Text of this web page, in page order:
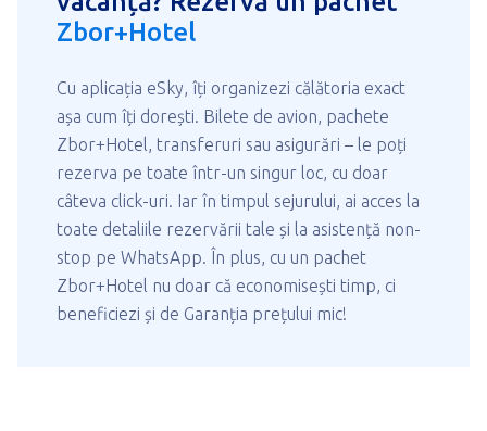
Zbor+Hotel
Cu aplicația eSky, îți organizezi călătoria exact
așa cum îți dorești. Bilete de avion, pachete
Zbor+Hotel, transferuri sau asigurări – le poți
rezerva pe toate într-un singur loc, cu doar
câteva click-uri. Iar în timpul sejurului, ai acces la
toate detaliile rezervării tale și la asistență non-
stop pe WhatsApp. În plus, cu un pachet
Zbor+Hotel nu doar că economisești timp, ci
beneficiezi și de Garanția prețului mic!